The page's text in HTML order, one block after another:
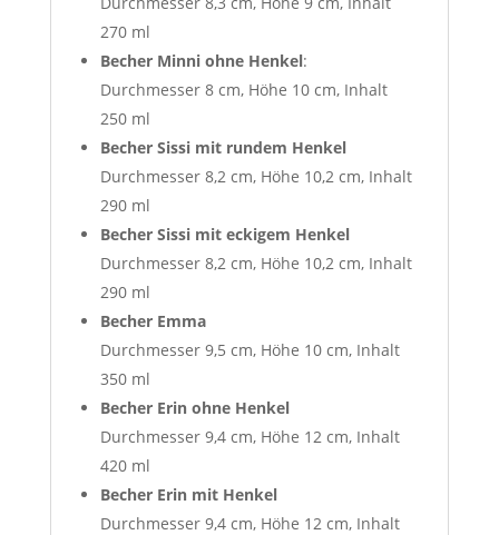
270 ml
Becher Minni ohne Henkel:
Durchmesser 8 cm, Höhe 10 cm, Inhalt
250 ml
Becher Sissi mit rundem Henkel
Durchmesser 8,2 cm, Höhe 10,2 cm, Inhalt
290 ml
Becher Sissi mit eckigem Henkel
Durchmesser 8,2 cm, Höhe 10,2 cm, Inhalt
290 ml
Becher Emma
Durchmesser 9,5 cm, Höhe 10 cm, Inhalt
350 ml
Becher Erin ohne Henkel
Durchmesser 9,4 cm, Höhe 12 cm, Inhalt
420 ml
Becher Erin mit Henkel
Durchmesser 9,4 cm, Höhe 12 cm, Inhalt